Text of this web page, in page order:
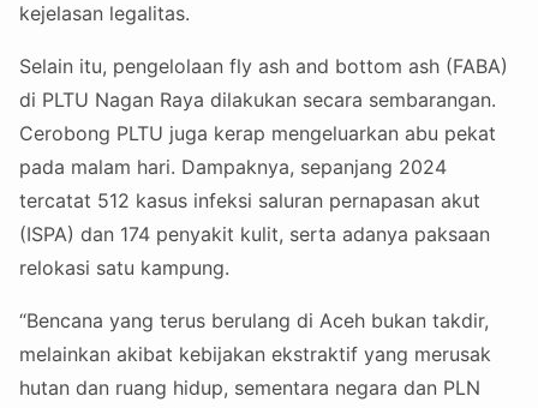
kejelasan legalitas.
Selain itu, pengelolaan fly ash and bottom ash (FABA)
di PLTU Nagan Raya dilakukan secara sembarangan.
Cerobong PLTU juga kerap mengeluarkan abu pekat
pada malam hari. Dampaknya, sepanjang 2024
tercatat 512 kasus infeksi saluran pernapasan akut
(ISPA) dan 174 penyakit kulit, serta adanya paksaan
relokasi satu kampung.
“Bencana yang terus berulang di Aceh bukan takdir,
melainkan akibat kebijakan ekstraktif yang merusak
hutan dan ruang hidup, sementara negara dan PLN